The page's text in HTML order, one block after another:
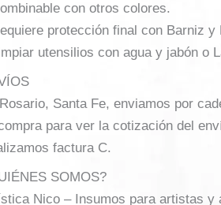
con otros colores.
protección final con Barniz y
utensilios con agua y jabón o
Santa Fe, enviamos por
para ver la cotización del
factura C.
SOMOS?
Nico – Insumos para artistas y